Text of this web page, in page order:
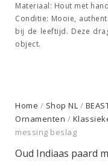
Materiaal: Hout met
Conditie: Mooie,
bij de leeftijd. Deze
object.
Home / Shop NL /
Ornamenten /
messing beslag
Oud Indiaas paard